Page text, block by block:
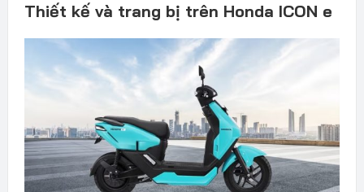
Thiết kế và trang bị trên Honda ICON e